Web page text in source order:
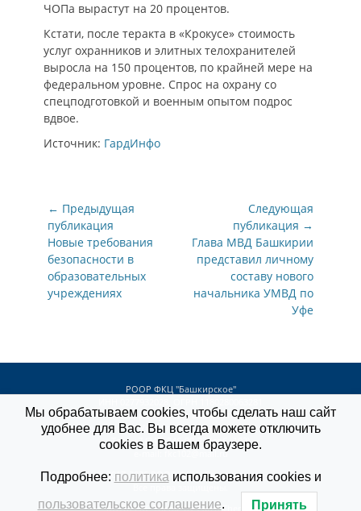
ЧОПа вырастут на 20 процентов.
Кстати, после теракта в «Крокусе» стоимость
услуг охранников и элитных телохранителей
выросла на 150 процентов, по крайней мере на
федеральном уровне. Спрос на охрану со
спецподготовкой и военным опытом подрос
вдвое.
Источник: ГардИнфо
Навигация
по
записям
← Предыдущая
публикация
Предыдущая
публикация
Новые требования
безопасности в
образовательных
учреждениях
Следующая
публикация →
Следующая
публикация
Глава МВД Башкирии
представил личному
составу нового
начальника УМВД по
Уфе
РООР ФКЦ "Башкирское"
450032, республика Башкортостан,
г. Уфа, ул. Боткина, д. 3
Тел.: +7 (347) 246-90-22 (доб. 103)
fkc102@mail.ru
© 2017-2026РООР ФКЦ «Башкирское».
ROOR FKC Theme byCatch Themes
Мы обрабатываем cookies, чтобы сделать наш сайт
удобнее для Вас. Вы всегда можете отключить
cookies в Вашем браузере.
Подробнее: политика использования cookies и
пользовательское соглашение. Принять